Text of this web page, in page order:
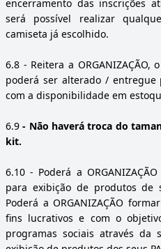
encerramento das inscrições
será possível realizar
camiseta já escolhido.
6.8 - Reitera a
poderá ser alterado / entregue
com a disponibilidade em
6.9- Não haverá troca do
kit.
6.10- Poderá a
para exibição de produtos de
Poderá a ORGANIZAÇÃO
fins lucrativos e com o
programas sociais através da